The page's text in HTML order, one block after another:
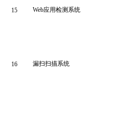
15 Web应用检测系统
16 漏扫扫描系统